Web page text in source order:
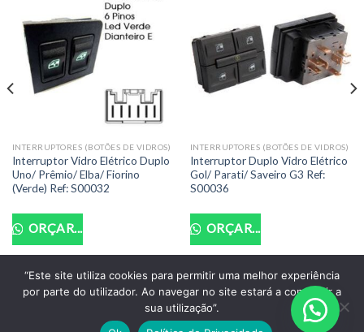
INTERRUPTORES (BOTÕES DE VIDROS)
Interruptor Vidro Elétrico Duplo
Uno/ Prêmio/ Elba/ Fiorino
(Verde) Ref: S00032
ORÇAR...
INTERRUPTORES (BOTÕES DE VIDROS)
Interruptor Duplo Vidro Elétrico
Gol/ Parati/ Saveiro G3 Ref:
S00036
ORÇAR...
POLITICA DE PRIVACIDADE TERMOS DE USO
Copyright 2026 ©
Santo Auto Vidros e Chaveiro - CNPJ:
“Este site utiliza cookies para permitir uma melhor experiência
por parte do utilizador. Ao navegar no site estará a consentir a
sua utilização”.